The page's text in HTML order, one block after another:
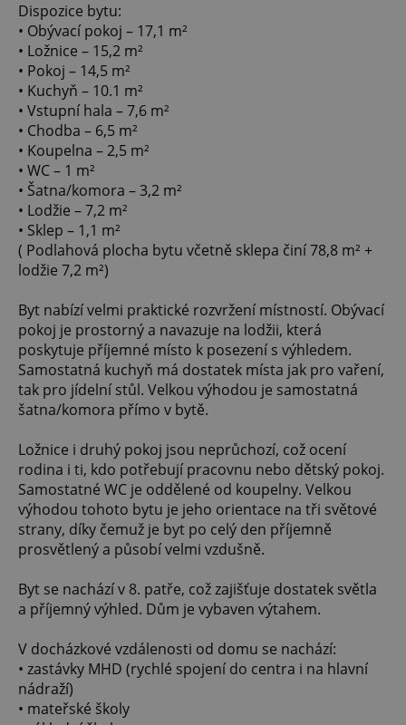
Dispozice bytu:
• Obývací pokoj – 17,1 m²
• Ložnice – 15,2 m²
• Pokoj – 14,5 m²
• Kuchyň – 10.1 m²
• Vstupní hala – 7,6 m²
• Chodba – 6,5 m²
• Koupelna – 2,5 m²
• WC – 1 m²
• Šatna/komora – 3,2 m²
• Lodžie – 7,2 m²
• Sklep – 1,1 m²
( Podlahová plocha bytu včetně sklepa činí 78,8 m² +
lodžie 7,2 m²)
Byt nabízí velmi praktické rozvržení místností. Obývací
pokoj je prostorný a navazuje na lodžii, která
poskytuje příjemné místo k posezení s výhledem.
Samostatná kuchyň má dostatek místa jak pro vaření,
tak pro jídelní stůl. Velkou výhodou je samostatná
šatna/komora přímo v bytě.
Ložnice i druhý pokoj jsou neprůchozí, což ocení
rodina i ti, kdo potřebují pracovnu nebo dětský pokoj.
Samostatné WC je oddělené od koupelny. Velkou
výhodou tohoto bytu je jeho orientace na tři světové
strany, díky čemuž je byt po celý den příjemně
prosvětlený a působí velmi vzdušně.
Byt se nachází v 8. patře, což zajišťuje dostatek světla
a příjemný výhled. Dům je vybaven výtahem.
V docházkové vzdálenosti od domu se nachází:
• zastávky MHD (rychlé spojení do centra i na hlavní
nádraží)
• mateřské školy